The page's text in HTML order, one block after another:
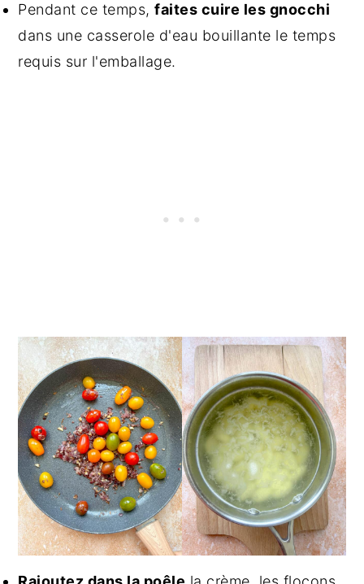
Pendant ce temps,faites cuire les gnocchi
dans une casserole d'eau bouillante le temps
requis sur l'emballage.